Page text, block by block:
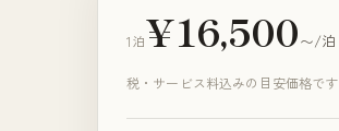
1泊¥16,500〜/泊
税・サービス料込みの目安価格です